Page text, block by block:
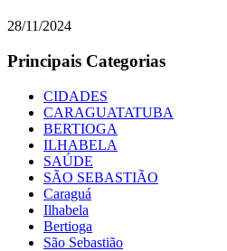
28/11/2024
Principais Categorias
CIDADES
CARAGUATATUBA
BERTIOGA
ILHABELA
SAÚDE
SÃO SEBASTIÃO
Caraguá
Ilhabela
Bertioga
São Sebastião